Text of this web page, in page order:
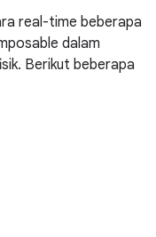
real-time beberapa
dalam
Berikut beberapa